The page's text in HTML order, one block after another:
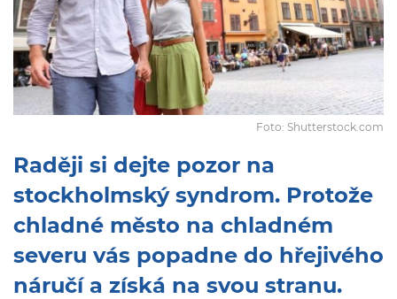
Foto: Shutterstock.com
Raději si dejte pozor na
stockholmský syndrom. Protože
chladné město na chladném
severu vás popadne do hřejivého
náručí a získá na svou stranu.